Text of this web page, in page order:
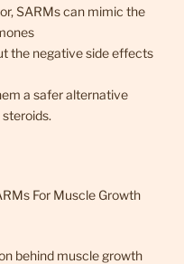
SARMs can mimic the
the negative side effects
a safer alternative
For Muscle Growth
behind muscle growth